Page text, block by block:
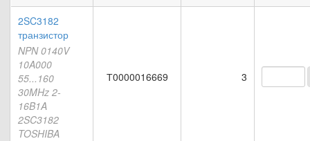
2SC3182
транзистор
NPN 0140V
10A000
55...160
30MHz 2-
16B1A
2SC3182
TOSHIBA
Т0000016669 3